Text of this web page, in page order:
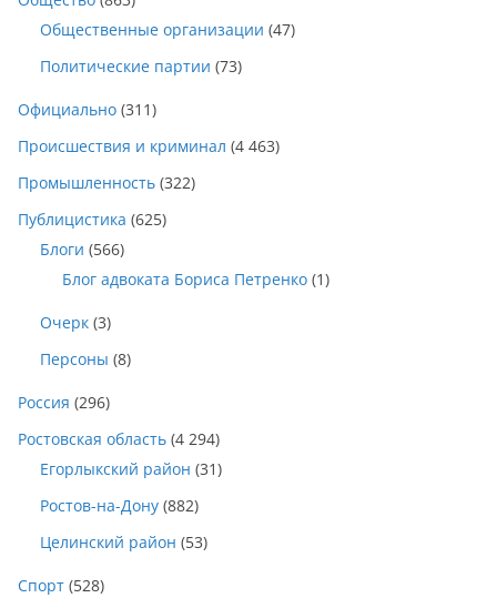
Общественные организации (47)
Политические партии (73)
Официально (311)
Происшествия и криминал (4 463)
Промышленность (322)
Публицистика (625)
Блоги (566)
Блог адвоката Бориса Петренко (1)
Очерк (3)
Персоны (8)
Россия (296)
Ростовская область (4 294)
Егорлыкский район (31)
Ростов-на-Дону (882)
Целинский район (53)
Спорт (528)